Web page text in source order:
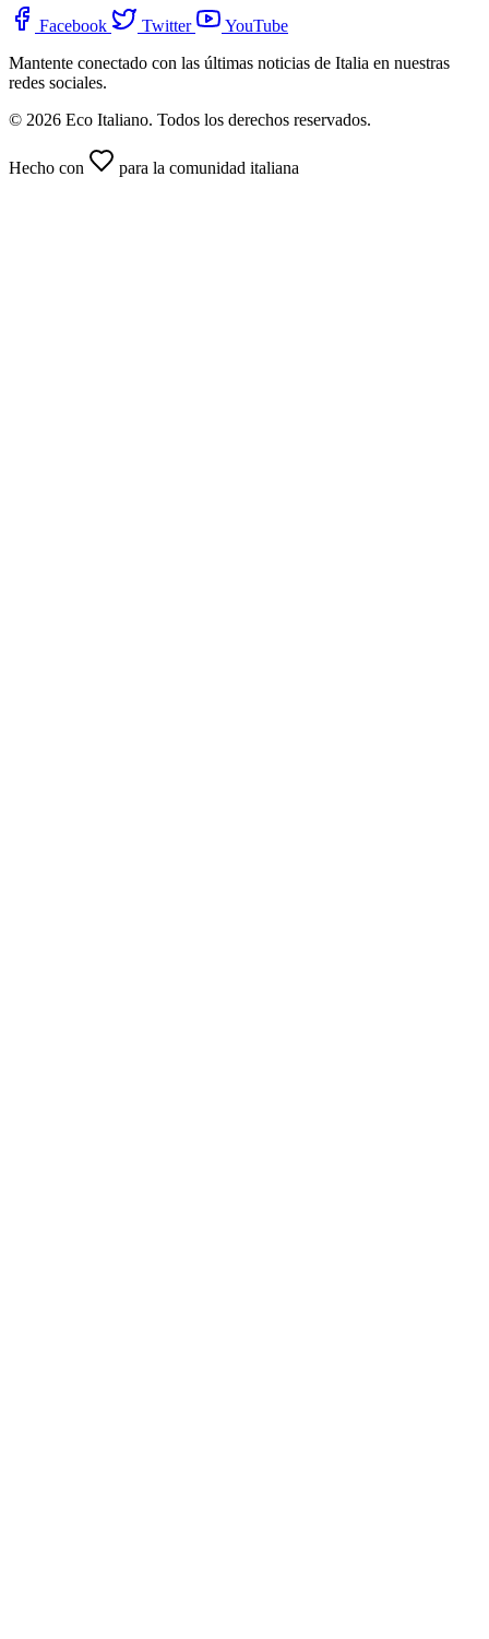
Facebook Twitter
YouTube
Mantente conectado con las últimas noticias de Italia en nuestras
redes sociales.
© 2026 Eco Italiano. Todos los derechos reservados.
Hecho con para la comunidad italiana